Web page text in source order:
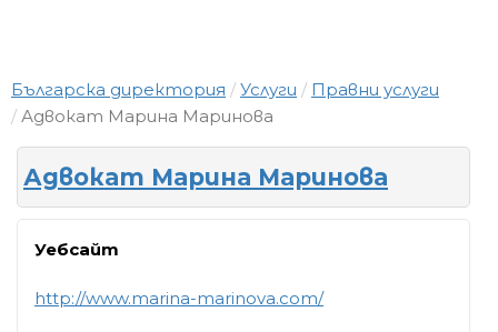
Българска директория Услуги
Правни услуги
Адвокат Марина Маринова
Адвокат Марина Маринова
Уебсайт
http://www.marina-marinova.com/